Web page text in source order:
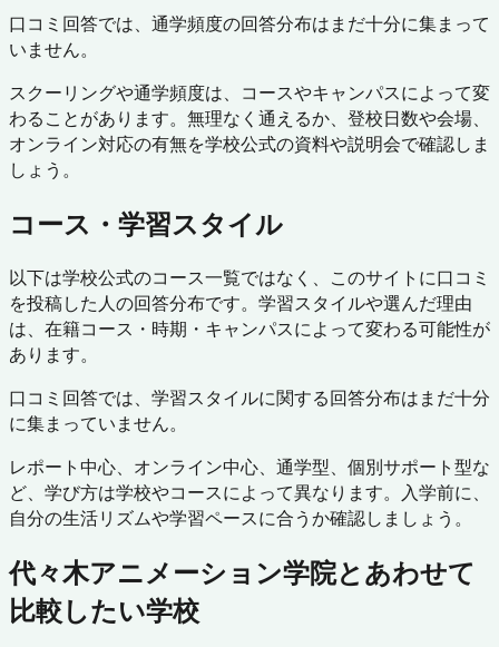
口コミ回答では、通学頻度の回答分布はまだ十分に集まって
いません。
スクーリングや通学頻度は、コースやキャンパスによって変
わることがあります。無理なく通えるか、登校日数や会場、
オンライン対応の有無を学校公式の資料や説明会で確認しま
しょう。
コース・学習スタイル
以下は学校公式のコース一覧ではなく、このサイトに口コミ
を投稿した人の回答分布です。学習スタイルや選んだ理由
は、在籍コース・時期・キャンパスによって変わる可能性が
あります。
口コミ回答では、学習スタイルに関する回答分布はまだ十分
に集まっていません。
レポート中心、オンライン中心、通学型、個別サポート型な
ど、学び方は学校やコースによって異なります。入学前に、
自分の生活リズムや学習ペースに合うか確認しましょう。
代々木アニメーション学院とあわせて
比較したい学校